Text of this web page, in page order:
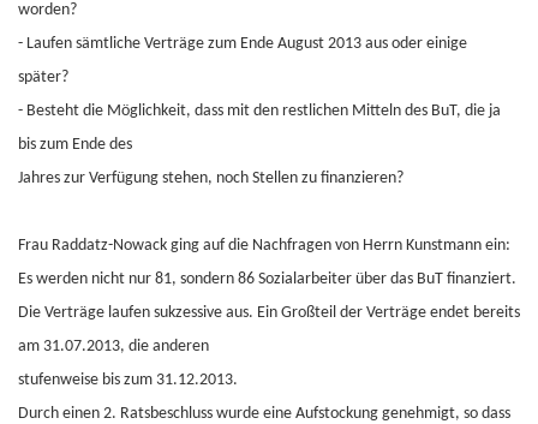
worden?
- Laufen sämtliche Verträge zum Ende August 2013 aus oder einige
später?
- Besteht die Möglichkeit, dass mit den restlichen Mitteln des BuT, die ja
bis zum Ende des
Jahres zur Verfügung stehen, noch Stellen zu finanzieren?
Frau Raddatz-Nowack ging auf die Nachfragen von Herrn Kunstmann ein:
Es werden nicht nur 81, sondern 86 Sozialarbeiter über das BuT finanziert.
Die Verträge laufen sukzessive aus. Ein Großteil der Verträge endet bereits
am 31.07.2013, die anderen
stufenweise bis zum 31.12.2013.
Durch einen 2. Ratsbeschluss wurde eine Aufstockung genehmigt, so dass